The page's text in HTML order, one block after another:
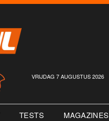
VRIJDAG 7 AUGUSTUS 2026
TESTS MAGAZINES